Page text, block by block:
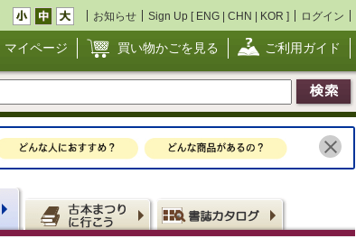
お知らせ Sign Up [ ENG | CHN | KOR ] ログイン
マイページ 買い物かごを見る ご利用ガイド